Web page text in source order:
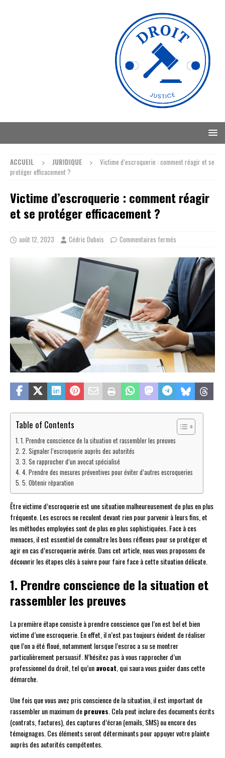
ACCUEIL JURIDIQUE
Victime d’escroquerie : comment réagir et se
protéger efficacement ?
Victime d’escroquerie : comment réagir
et se protéger efficacement ?
août 12, 2023 Cédric Dubois Commentaires fermés
Table of Contents
1. Prendre conscience de la situation et rassembler les preuves
2. Signaler l’escroquerie auprès des autorités
3. Se rapprocher d’un avocat spécialisé
4. Prendre des mesures préventives pour éviter d’autres escroqueries
5. Obtenir réparation
Être victime d’escroquerie est une situation malheureusement de plus en plus
fréquente. Les escrocs ne reculent devant rien pour parvenir à leurs fins, et
les méthodes employées sont de plus en plus sophistiquées. Face à ces
menaces, il est essentiel de connaître les bons réflexes pour se protéger et
agir en cas d’escroquerie avérée. Dans cet article, nous vous proposons de
découvrir les étapes clés à suivre pour faire face à cette situation délicate.
1. Prendre conscience de la situation et
rassembler les preuves
La première étape consiste à prendre conscience que l’on est bel et bien
victime d’une escroquerie. En effet, il n’est pas toujours évident de réaliser
que l’on a été floué, notamment lorsque l’escroc a su se montrer
particulièrement persuasif. N’hésitez pas à vous rapprocher d’un
professionnel du droit, tel qu’unavocat, qui saura vous guider dans cette
démarche.
Une fois que vous avez pris conscience de la situation, il est important de
rassembler un maximum depreuves. Cela peut inclure des documents écrits
(contrats, factures), des captures d’écran (emails, SMS) ou encore des
témoignages. Ces éléments seront déterminants pour appuyer votre plainte
auprès des autorités compétentes.